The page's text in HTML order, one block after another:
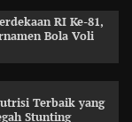
RI Ke-81,
Bola Voli
Terbaik yang
Stunting